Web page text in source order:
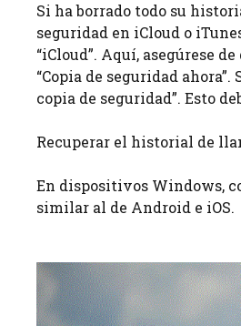
Si ha borrado todo su
seguridad en iCloud o
“iCloud”. Aquí, asegúrese
“Copia de seguridad
copia de seguridad”. Esto
Recuperar el historial de
En dispositivos Windows,
similar al de Android e iOS.